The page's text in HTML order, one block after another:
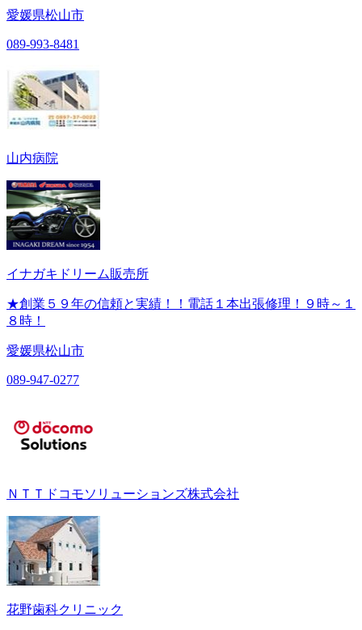
愛媛県松山市
089-993-8481
山内病院
イナガキドリーム販売所
★創業５９年の信頼と実績！！電話１本出張修理！９時～１
８時！
愛媛県松山市
089-947-0277
ＮＴＴドコモソリューションズ株式会社
花野歯科クリニック